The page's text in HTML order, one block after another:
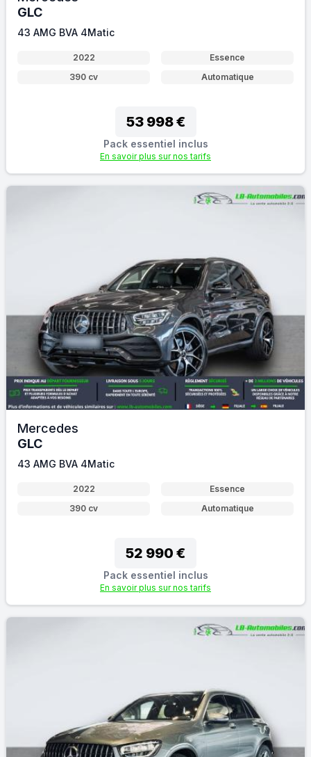
GLC
43 AMG BVA 4Matic
2022
Essence
390 cv
Automatique
53 998 €
Pack essentiel inclus
En savoir plus sur nos tarifs
Mercedes
GLC
43 AMG BVA 4Matic
2022
Essence
390 cv
Automatique
52 990 €
Pack essentiel inclus
En savoir plus sur nos tarifs